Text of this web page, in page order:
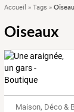
Accueil » Tags »
Oiseaux
Maison, Déco &